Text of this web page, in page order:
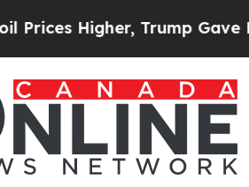
Higher, Trump Gave